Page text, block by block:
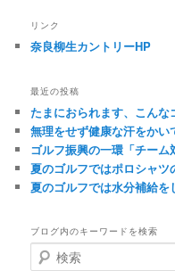
リンク
奈良柳生カントリーHP
最近の投稿
たまにおられます、こんな
無理をせず健康な汗をかい
ゴルフ振興の一環「チーム
夏のゴルフではポロシャツ
夏のゴルフでは水分補給を
ブログ内のキーワードを検索
検
索